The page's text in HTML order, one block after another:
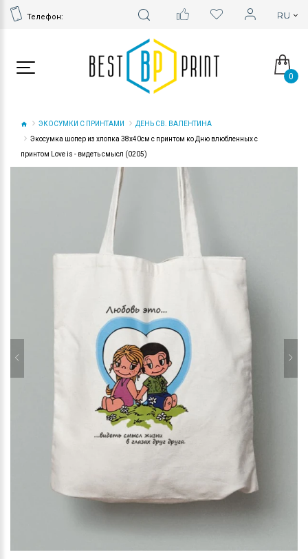
Телефон:
0
ЭКОСУМКИ С ПРИНТАМИ
ДЕНЬ СВ. ВАЛЕНТИНА
Экосумка шопер из хлопка 38х40см с принтом ко Дню влюбленных с
принтом Love is - видеть смысл (0205)